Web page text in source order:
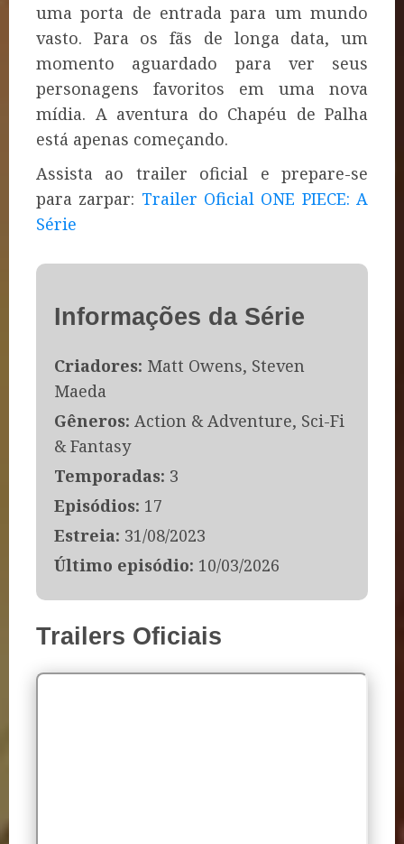
uma porta de entrada para um mundo
vasto. Para os fãs de longa data, um
momento aguardado para ver seus
personagens favoritos em uma nova
mídia. A aventura do Chapéu de Palha
está apenas começando.
Assista ao trailer oficial e prepare-se
para zarpar: Trailer Oficial ONE PIECE: A
Série
Informações da Série
Criadores: Matt Owens, Steven
Maeda
Gêneros: Action & Adventure, Sci-Fi
& Fantasy
Temporadas: 3
Episódios: 17
Estreia: 31/08/2023
Último episódio: 10/03/2026
Trailers Oficiais